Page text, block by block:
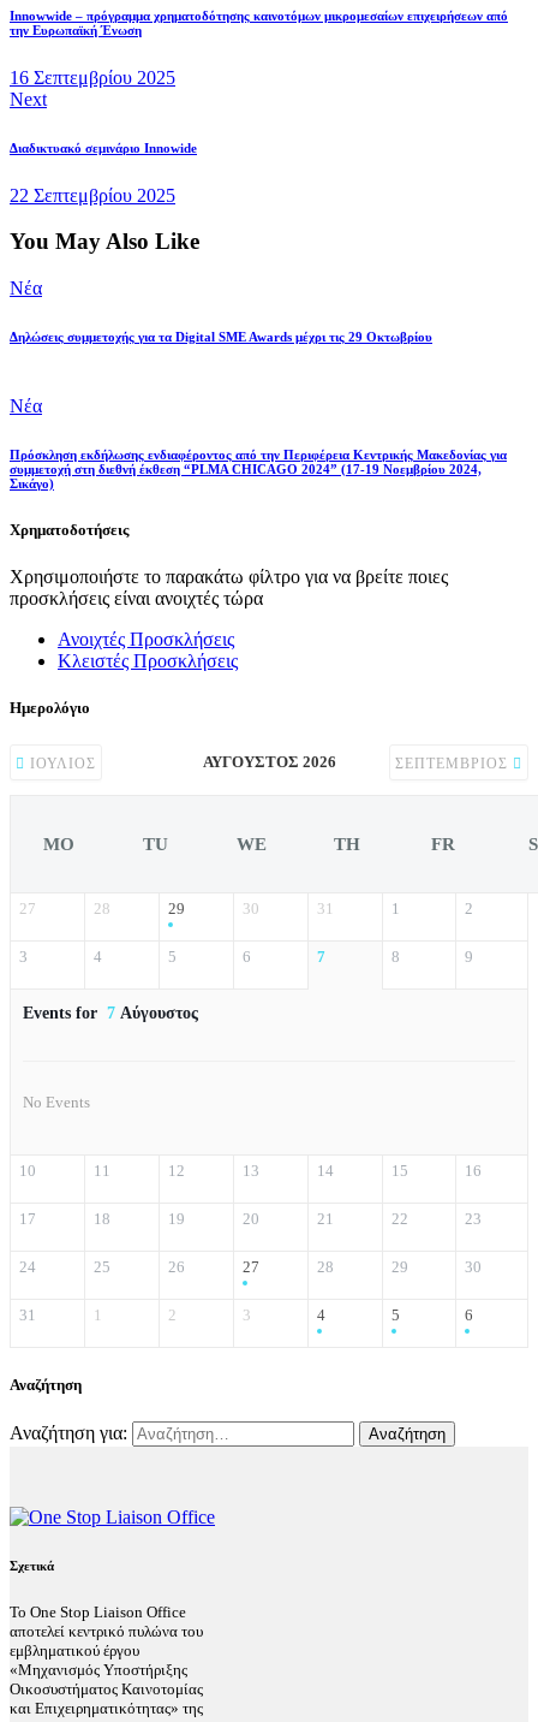
Innowwide – πρόγραμμα χρηματοδότησης καινοτόμων μικρομεσαίων επιχειρήσεων από
την Ευρωπαϊκή Ένωση
16 Σεπτεμβρίου 2025
Next
Διαδικτυακό σεμινάριο Innowide
22 Σεπτεμβρίου 2025
You May Also Like
Νέα
Δηλώσεις συμμετοχής για τα Digital SME Awards μέχρι τις 29 Οκτωβρίου
Νέα
Πρόσκληση εκδήλωσης ενδιαφέροντος από την Περιφέρεια Κεντρικής Μακεδονίας για
συμμετοχή στη διεθνή έκθεση “PLMA CHICAGO 2024” (17-19 Νοεμβρίου 2024,
Σικάγο)
Χρηματοδοτήσεις
Χρησιμοποιήστε το παρακάτω φίλτρο για να βρείτε ποιες
προσκλήσεις είναι ανοιχτές τώρα
Ανοιχτές Προσκλήσεις
Κλειστές Προσκλήσεις
Ημερολόγιο
ΙΟΎΛΙΟΣ ΑΎΓΟΥΣΤΟΣ 2026 ΣΕΠΤΈΜΒΡΙΟΣ
MO TU WE TH FR
27 28 29 30 31 1 2
3 4 5 6 7 8 9
Events for 7 Αύγουστος
No Events
10 11 12 13 14 15 16
17 18 19 20 21 22 23
24 25 26 27 28 29 30
31 1 2 3 4 5 6
Αναζήτηση
Αναζήτηση για:
Σχετικά
Το One Stop Liaison Office
αποτελεί κεντρικό πυλώνα του
εμβληματικού έργου
«Μηχανισμός Υποστήριξης
Οικοσυστήματος Καινοτομίας
και Επιχειρηματικότητας» της